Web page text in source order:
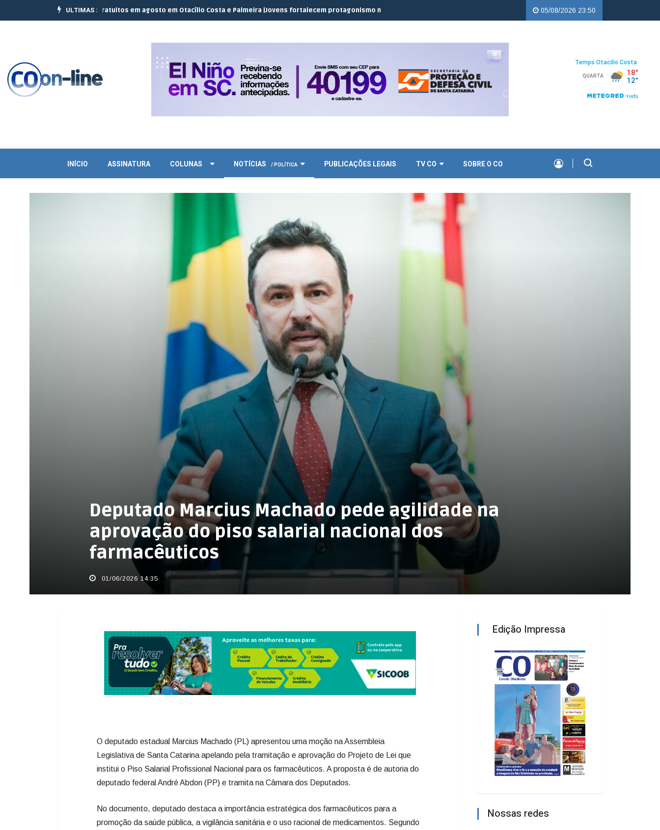
ULTIMAS :
10 cursos gratuitos em agosto em Otacílio Costa e Palmeira |Jovens fortalecem protagonismo no campo em encontro do JEC Copercampos | Troco Solidário da Copercampos deixa legado
05/08/2026 23:50
INÍCIO ASSINATURA COLUNAS NOTÍCIAS / POLÍTICA PUBLICAÇÕES LEGAIS TV CO SOBRE O CO
Deputado Marcius Machado pede agilidade na
aprovação do piso salarial nacional dos
farmacêuticos
01/06/2026 14:35
O deputado estadual Marcius Machado (PL) apresentou uma moção na Assembleia
Legislativa de Santa Catarina apelando pela tramitação e aprovação do Projeto de Lei que
institui o Piso Salarial Profissional Nacional para os farmacêuticos. A proposta é de autoria do
deputado federal André Abdon (PP) e tramita na Câmara dos Deputados.
No documento, deputado destaca a importância estratégica dos farmacêuticos para a
promoção da saúde pública, a vigilância sanitária e o uso racional de medicamentos. Segundo
Edição Impressa
Nossas redes